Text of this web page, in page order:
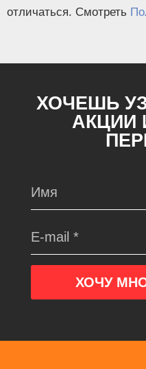
отличаться. Смотреть
ХОЧЕШЬ
АКЦИИ